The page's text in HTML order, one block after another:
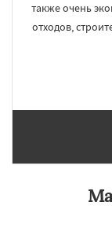
также очень
отходов,